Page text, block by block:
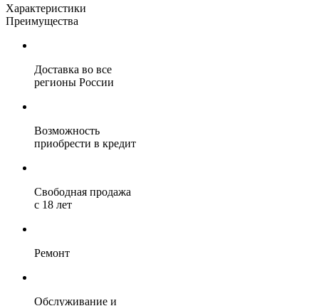
Характеристики
Преимущества
Доставка во все
регионы России
Возможность
приобрести в кредит
Свободная продажа
с 18 лет
Ремонт
Обслуживание и